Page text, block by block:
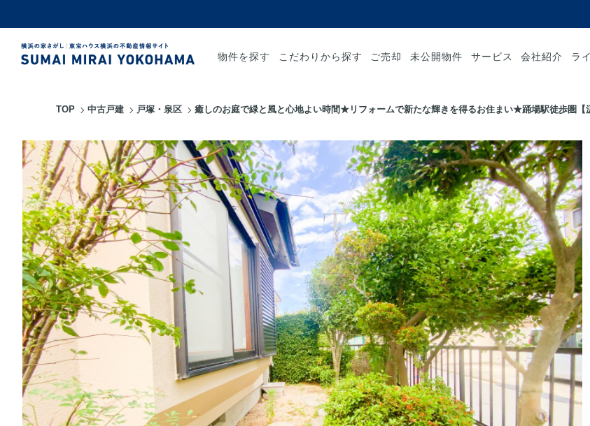
物件を探す こだわりから探す ご売却 未公開物件 サービス 会社紹介 ラ
TOP 中古戸建 戸塚・泉区 癒しのお庭で緑と風と心地よい時間★リフォームで新たな輝きを得るお住まい★踊場駅徒歩圏【